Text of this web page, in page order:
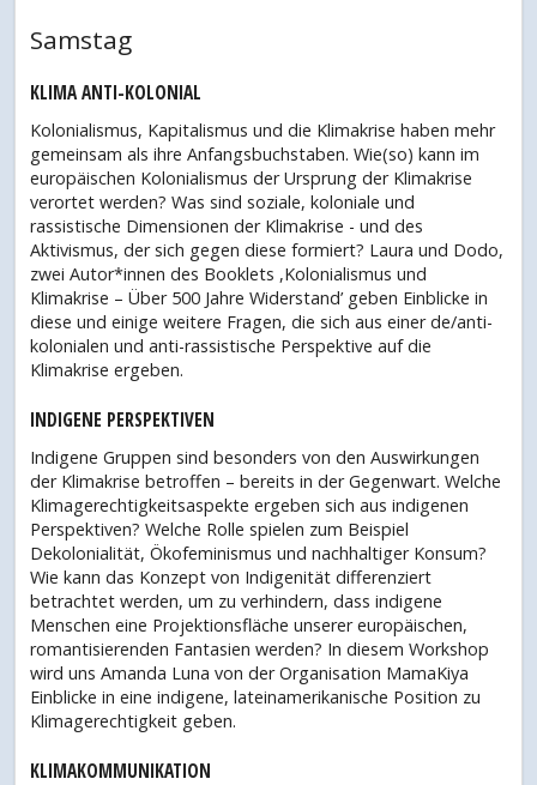
Samstag
KLIMA ANTI-KOLONIAL
Kolonialismus, Kapitalismus und die Klimakrise haben mehr
gemeinsam als ihre Anfangsbuchstaben. Wie(so) kann im
europäischen Kolonialismus der Ursprung der Klimakrise
verortet werden? Was sind soziale, koloniale und
rassistische Dimensionen der Klimakrise - und des
Aktivismus, der sich gegen diese formiert? Laura und Dodo,
zwei Autor*innen des Booklets ,Kolonialismus und
Klimakrise – Über 500 Jahre Widerstand’ geben Einblicke in
diese und einige weitere Fragen, die sich aus einer de/anti-
kolonialen und anti-rassistische Perspektive auf die
Klimakrise ergeben.
INDIGENE PERSPEKTIVEN
Indigene Gruppen sind besonders von den Auswirkungen
der Klimakrise betroffen – bereits in der Gegenwart. Welche
Klimagerechtigkeitsaspekte ergeben sich aus indigenen
Perspektiven? Welche Rolle spielen zum Beispiel
Dekolonialität, Ökofeminismus und nachhaltiger Konsum?
Wie kann das Konzept von Indigenität differenziert
betrachtet werden, um zu verhindern, dass indigene
Menschen eine Projektionsfläche unserer europäischen,
romantisierenden Fantasien werden? In diesem Workshop
wird uns Amanda Luna von der Organisation MamaKiya
Einblicke in eine indigene, lateinamerikanische Position zu
Klimagerechtigkeit geben.
KLIMAKOMMUNIKATION